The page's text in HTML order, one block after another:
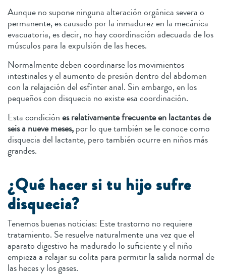
Aunque no supone ninguna alteración orgánica severa o
permanente, es causado por la inmadurez en la mecánica
evacuatoria, es decir, no hay coordinación adecuada de los
músculos para la expulsión de las heces.
Normalmente deben coordinarse los movimientos
intestinales y el aumento de presión dentro del abdomen
con la relajación del esfínter anal. Sin embargo, en los
pequeños con disquecia no existe esa coordinación.
Esta condiciónes relativamente frecuente en lactantes de
seis a nueve meses,por lo que también se le conoce como
disquecia del lactante, pero también ocurre en niños más
grandes.
¿Qué hacer si tu hijo sufre
disquecia?
Tenemos buenas noticias: Este trastorno no requiere
tratamiento. Se resuelve naturalmente una vez que el
aparato digestivo ha madurado lo suficiente y el niño
empieza a relajar su colita para permitir la salida normal de
las heces y los gases.